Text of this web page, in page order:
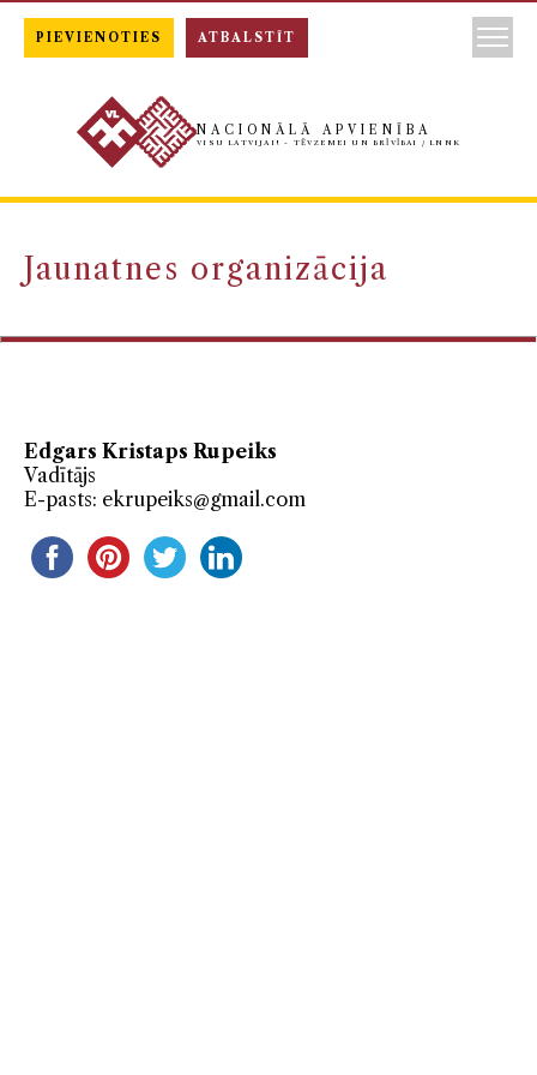
NACIONĀLĀ APVIENĪBA
VISU LATVIJAI! - TĒVZEMEI UN BRĪVĪBAI / LNNK
Jaunatnes organizācija
Edgars Kristaps Rupeiks
Vadītājs
E-pasts: ekrupeiks@gmail.com
PIEVIENOTIES ATBALSTĪT